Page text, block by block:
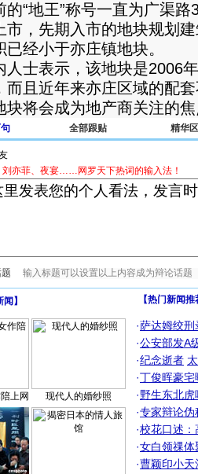
地王”称号一直为广渠路
市，先期入市的地块规划
已经小于亦庄镇地块。
表示，该地块是2006年
而且近年来亦庄区域的配
块将会成为地产商关注的
全部跟贴 精华区
刘亦菲、夜宴……网罗天下热词的输入法！
题
闻 】
上网 现代人的婚纱照
【热门新闻
·萨达姆绞刑
·公安部发A
·纪念逝者
·丁俊晖豪
·野生东北
·专家辩论伪
·校花口述：
·女白领祼体
·曹颖印小天